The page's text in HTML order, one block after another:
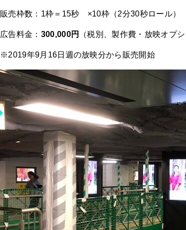
販売枠数：1枠＝15秒 ×10枠（2分30秒ロール）
広告料金： 300,000円 （税別、製作費・放映オプシ
※2019年9月16日週の放映分から販売開始